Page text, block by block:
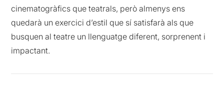
cinematogràfics que teatrals, però almenys ens
quedarà un exercici d’estil que sí satisfarà als que
busquen al teatre un llenguatge diferent, sorprenent i
impactant.